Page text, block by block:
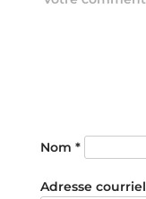
Nom *
Adresse courriel